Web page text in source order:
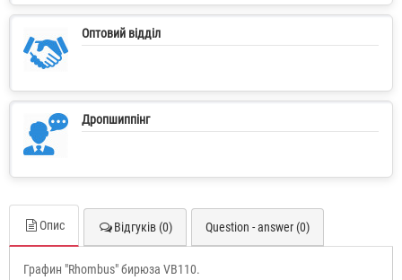
Оптовий відділ
Дропшиппінг
Опис Відгуків (0) Question - answer (0)
Графин "Rhombus" бирюза VB110.